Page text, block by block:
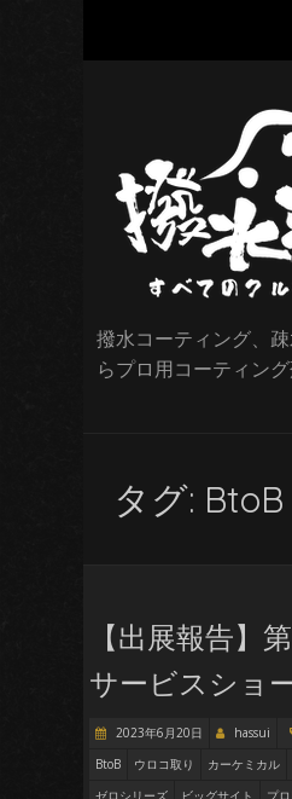
撥水コーティング、
らプロ用コーティン
タグ: BtoB
【出展報告】
サービスショ
2023年6月20日 hassui
BtoB
ウロコ取り カーケミカル
ゼロシリーズ
ビッグサイト プ